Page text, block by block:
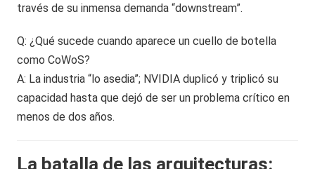
través de su inmensa demanda “downstream”.
Q: ¿Qué sucede cuando aparece un cuello de botella
como CoWoS?
A: La industria “lo asedia”; NVIDIA duplicó y triplicó su
capacidad hasta que dejó de ser un problema crítico en
menos de dos años.
La batalla de las arquitecturas: